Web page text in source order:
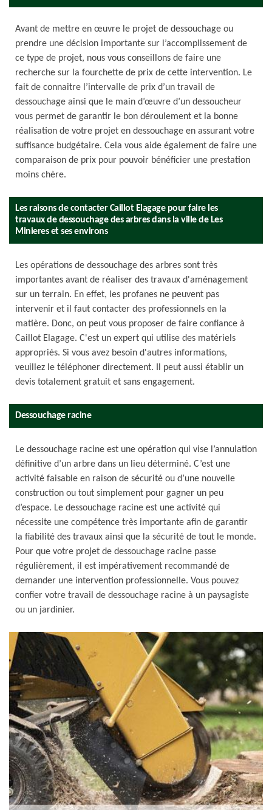
Avant de mettre en œuvre le projet de dessouchage ou
prendre une décision importante sur l’accomplissement de
ce type de projet, nous vous conseillons de faire une
recherche sur la fourchette de prix de cette intervention. Le
fait de connaitre l’intervalle de prix d’un travail de
dessouchage ainsi que le main d’œuvre d’un dessoucheur
vous permet de garantir le bon déroulement et la bonne
réalisation de votre projet en dessouchage en assurant votre
suffisance budgétaire. Cela vous aide également de faire une
comparaison de prix pour pouvoir bénéficier une prestation
moins chère.
Les raisons de contacter Caillot Elagage pour faire les
travaux de dessouchage des arbres dans la ville de Les
Minieres et ses environs
Les opérations de dessouchage des arbres sont très
importantes avant de réaliser des travaux d'aménagement
sur un terrain. En effet, les profanes ne peuvent pas
intervenir et il faut contacter des professionnels en la
matière. Donc, on peut vous proposer de faire confiance à
Caillot Elagage. C'est un expert qui utilise des matériels
appropriés. Si vous avez besoin d'autres informations,
veuillez le téléphoner directement. Il peut aussi établir un
devis totalement gratuit et sans engagement.
Dessouchage racine
Le dessouchage racine est une opération qui vise l’annulation
définitive d’un arbre dans un lieu déterminé. C’est une
activité faisable en raison de sécurité ou d’une nouvelle
construction ou tout simplement pour gagner un peu
d’espace. Le dessouchage racine est une activité qui
nécessite une compétence très importante afin de garantir
la fiabilité des travaux ainsi que la sécurité de tout le monde.
Pour que votre projet de dessouchage racine passe
régulièrement, il est impérativement recommandé de
demander une intervention professionnelle. Vous pouvez
confier votre travail de dessouchage racine à un paysagiste
ou un jardinier.